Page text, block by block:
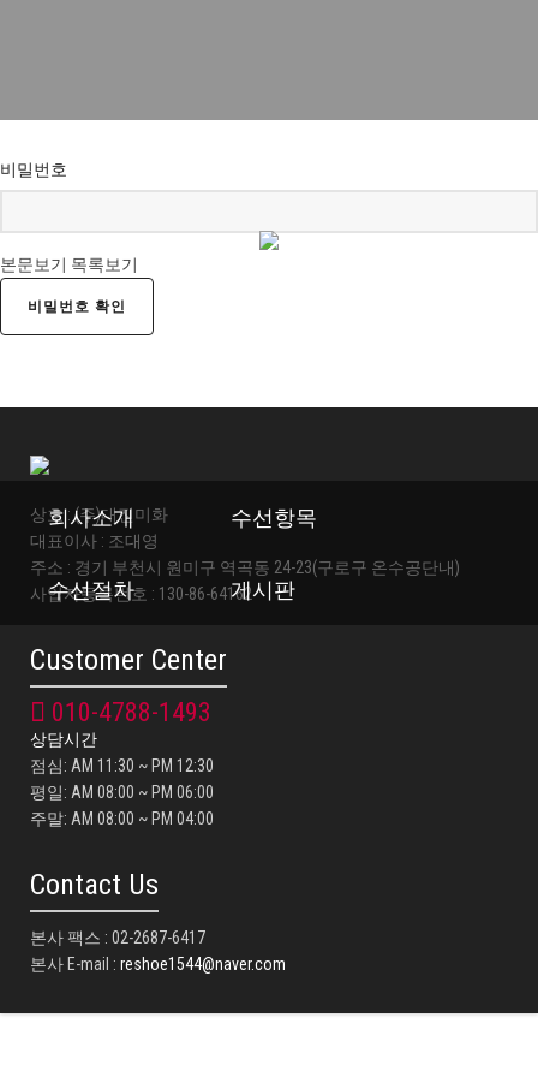
회사소개 수선항목
수선절차 게시판
비밀번호
본문보기 목록보기
비밀번호 확인
상호 : (주)대진미화
대표이사 : 조대영
주소 : 경기 부천시 원미구 역곡동 24-23(구로구 온수공단내)
사업자등록번호 : 130-86-64162
Customer Center
010-4788-1493
상담시간
점심: AM 11:30 ~ PM 12:30
평일: AM 08:00 ~ PM 06:00
주말: AM 08:00 ~ PM 04:00
Contact Us
본사 팩스 : 02-2687-6417
본사 E-mail : reshoe1544@naver.com